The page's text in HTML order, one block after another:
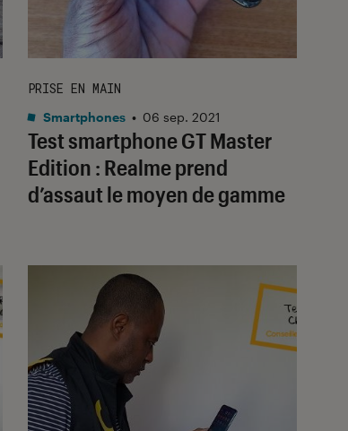
Test smartphone GT Master
Edition : Realme prend
d’assaut le moyen de gamme
PRISE EN MAIN
Smartphones • 06 sep. 2021